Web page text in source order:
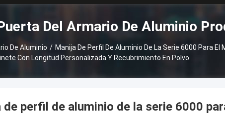
Del Armario De Aluminio
De Aluminio / Manija De Perfil De Aluminio De La Serie 6000 Para El
Con Longitud Personalizada Y Recubrimiento En Polvo
de perfil de aluminio de la serie 6000